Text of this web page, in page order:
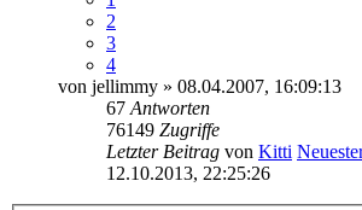
2
3
4
von jellimmy » 08.04.2007, 16:09:13
67 Antworten
76149 Zugriffe
Letzter Beitrag von Kitti
12.10.2013, 22:25:26